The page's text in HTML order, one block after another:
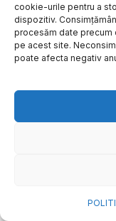
cookie-urile pentru a
dispozitiv.
procesăm date precum
pe acest site.
poate afecta negativ
NOVA